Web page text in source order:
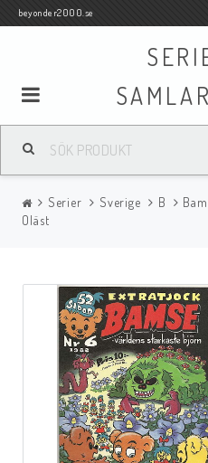
beyonder2000.se
Samlar- och Spelkort
Serier
Böcker
Musik
Serier Sverige B
Oläst